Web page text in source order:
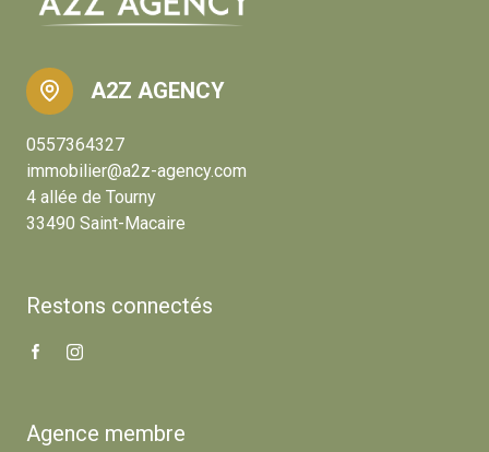
A2Z AGENCY
0557364327
immobilier@a2z-agency.com
4 allée de Tourny
33490 Saint-Macaire
Restons connectés
Agence membre